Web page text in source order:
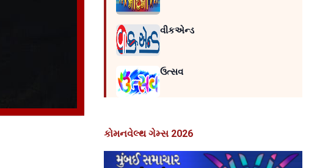
વીકએન્ડ
ઉત્સવ
કોમનવેલ્થ ગેમ્સ 2026